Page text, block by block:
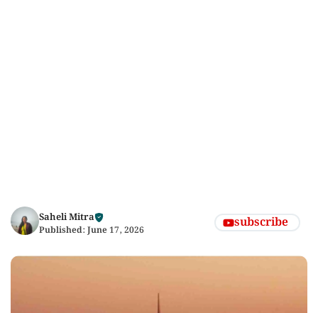
Saheli Mitra
Published: June 17, 2026 subscribe